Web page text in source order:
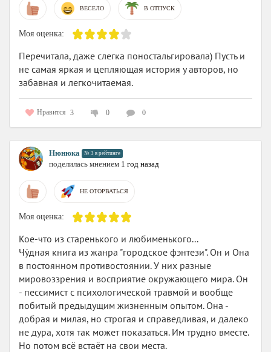
ВЕСЕЛО В ОТПУСК
Моя оценка:
Перечитала, даже слегка поностальгировала) Пусть и
не самая яркая и цепляющая история у авторов, но
забавная и легкочитаемая.
Нравится 3 0 0
Нюнюка № 3 в рейтинге
поделилась мнением 1 год назад
НЕ ОТОРВАТЬСЯ
Моя оценка:
Кое-что из старенького и любименького...
Чу́дная книга из жанра "городское фэнтези". Он и Она
в постоянном противостоянии. У них разные
мировоззрения и восприятие окружающего мира. Он
- пессимист с психологической травмой и вообще
побитый предыдущим жизненным опытом. Она -
добрая и милая, но строгая и справедливая, и далеко
не дура, хотя так может показаться. Им трудно вместе.
Но потом всё встаёт на свои места.